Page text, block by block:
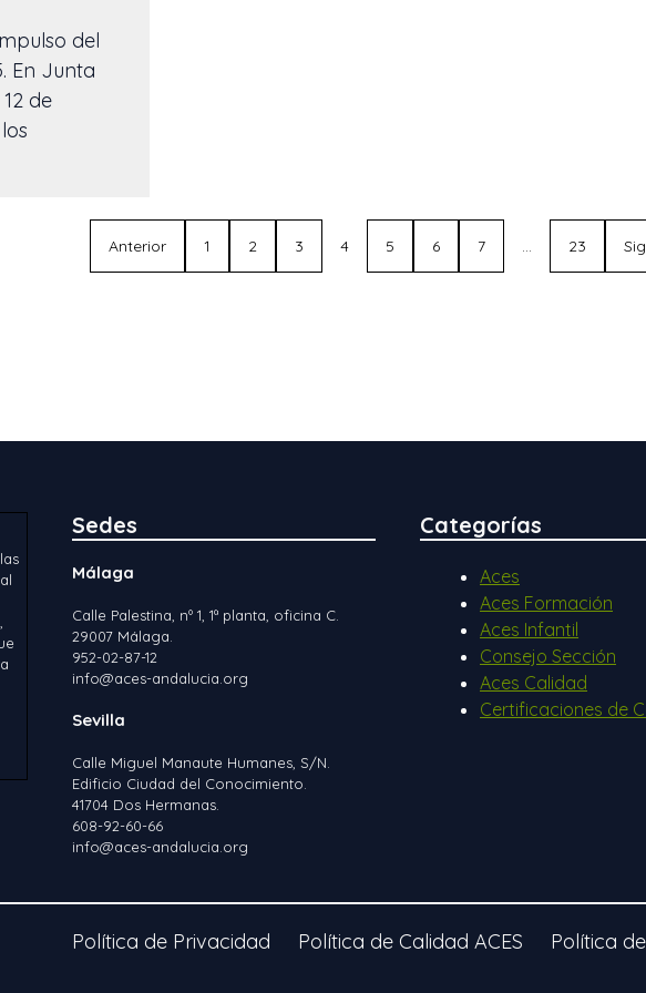
del
En Junta
de
Anterior 1 2 3 4 5 6 7 … 23
Sedes
Málaga
Calle Palestina, nº 1, 1ª planta, oficina C.
29007 Málaga.
952-02-87-12
info@aces-andalucia.org
Sevilla
Calle Miguel Manaute Humanes, S/N.
Edificio Ciudad del Conocimiento.
41704 Dos Hermanas.
608-92-60-66
info@aces-andalucia.org
Categorías
Aces
Aces Formación
Aces Infantil
Consejo Sección
Aces Calidad
Certificaciones de
Política de Privacidad Política de Calidad ACES Política